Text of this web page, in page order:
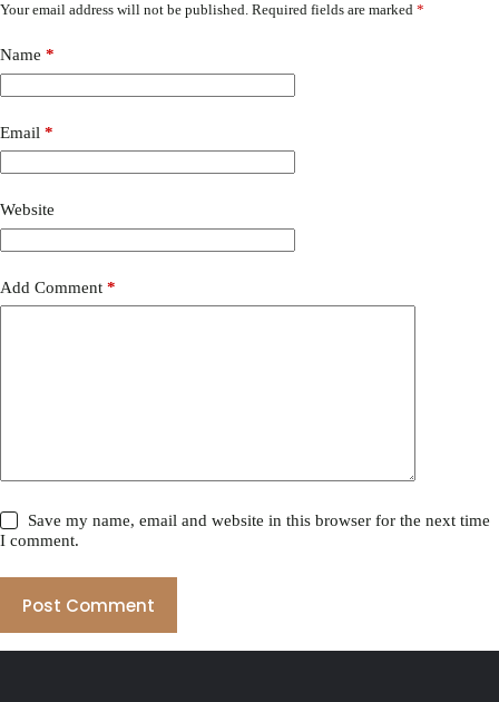
Your email address will not be published. Required fields are marked *
Name *
Email *
Website
Add Comment *
Save my name, email and website in this browser for the next time
I comment.
Post Comment